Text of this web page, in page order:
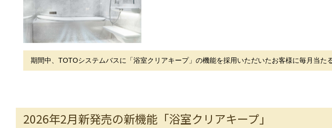
期間中、TOTOシステムバスに「浴室クリアキープ」の機能を採用いただいたお客様に毎月当た
2026年2月新発売の新機能「浴室クリアキープ」